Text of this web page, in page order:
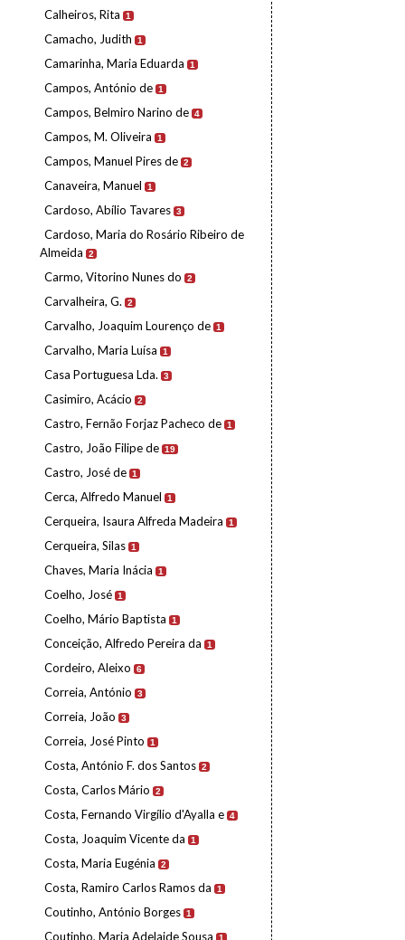
Calheiros, Rita 1
Camacho, Judith 1
Camarinha, Maria Eduarda 1
Campos, António de 1
Campos, Belmiro Narino de 4
Campos, M. Oliveira 1
Campos, Manuel Pires de 2
Canaveira, Manuel 1
Cardoso, Abílio Tavares 3
Cardoso, Maria do Rosário Ribeiro de
Almeida
2
Carmo, Vitorino Nunes do 2
Carvalheira, G. 2
Carvalho, Joaquim Lourenço de 1
Carvalho, Maria Luísa 1
Casa Portuguesa Lda. 3
Casimiro, Acácio 2
Castro, Fernão Forjaz Pacheco de 1
Castro, João Filipe de 19
Castro, José de 1
Cerca, Alfredo Manuel 1
Cerqueira, Isaura Alfreda Madeira 1
Cerqueira, Silas 1
Chaves, Maria Inácia 1
Coelho, José 1
Coelho, Mário Baptista 1
Conceição, Alfredo Pereira da 1
Cordeiro, Aleixo 6
Correia, António 3
Correia, João 3
Correia, José Pinto 1
Costa, António F. dos Santos 2
Costa, Carlos Mário 2
Costa, Fernando Virgílio d'Ayalla e 4
Costa, Joaquim Vicente da 1
Costa, Maria Eugénia 2
Costa, Ramiro Carlos Ramos da 1
Coutinho, António Borges 1
Coutinho, Maria Adelaide Sousa 1